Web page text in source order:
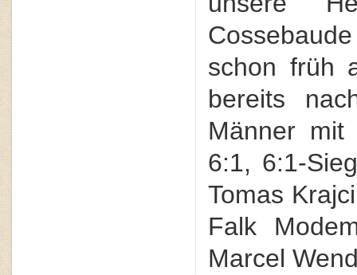
schon früh
bereits
Männer
6:1, 6:1-
Tomas
Falk
Marcel